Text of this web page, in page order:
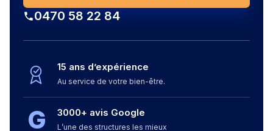
0470 58 22 84
15 ans d’expérience
Au service de votre bien-être.
G 3000+ avis Google
L’une des structures les mieux